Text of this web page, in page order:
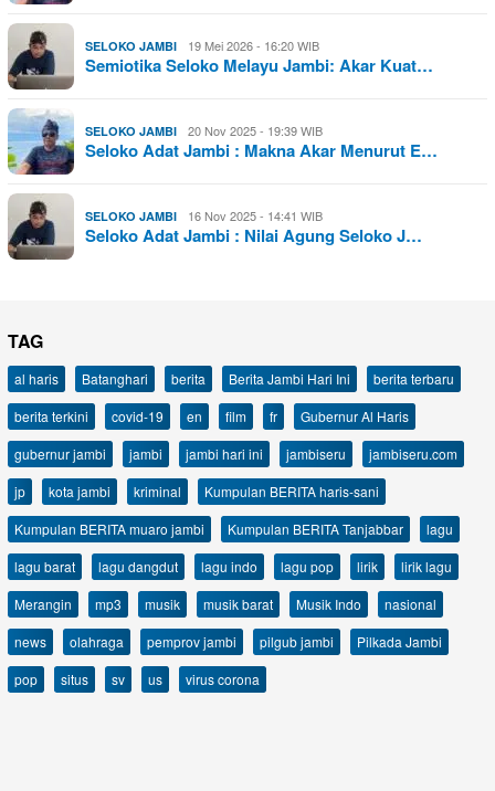
SELOKO JAMBI 19 Mei 2026 - 16:20 WIB
Semiotika Seloko Melayu Jambi: Akar Kuat…
SELOKO JAMBI 20 Nov 2025 - 19:39 WIB
Seloko Adat Jambi : Makna Akar Menurut E…
SELOKO JAMBI 16 Nov 2025 - 14:41 WIB
Seloko Adat Jambi : Nilai Agung Seloko J…
TAG
al haris Batanghari berita Berita Jambi Hari Ini
berita terbaru
berita terkini
covid-19 en film fr
Gubernur Al Haris
gubernur jambi
jambi jambi hari ini jambiseru
jambiseru.com
jp
kota jambi kriminal
Kumpulan BERITA haris-sani
Kumpulan BERITA muaro jambi
Kumpulan BERITA Tanjabbar
lagu
lagu barat
lagu dangdut lagu indo lagu pop lirik
lirik lagu
Merangin
mp3 musik musik barat Musik Indo
nasional
news
olahraga pemprov jambi pilgub jambi
Pilkada Jambi
pop
situs sv us virus corona